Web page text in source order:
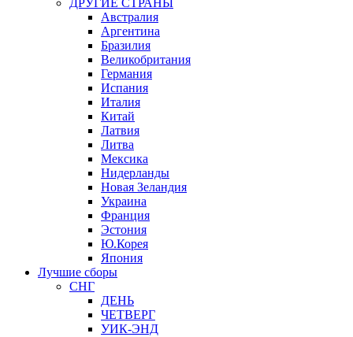
ДРУГИЕ СТРАНЫ
Австралия
Аргентина
Бразилия
Великобритания
Германия
Испания
Италия
Китай
Латвия
Литва
Мексика
Нидерланды
Новая Зеландия
Украина
Франция
Эстония
Ю.Корея
Япония
Лучшие сборы
СНГ
ДЕНЬ
ЧЕТВЕРГ
УИК-ЭНД